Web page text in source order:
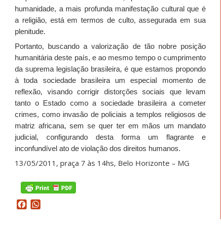
humanidade, a mais profunda manifestação cultural que é
a religião, está em termos de culto, assegurada em sua
plenitude.
Portanto, buscando a valorização de tão nobre posição
humanitária deste país, e ao mesmo tempo o cumprimento
da suprema legislação brasileira, é que estamos propondo
à toda sociedade brasileira um especial momento de
reflexão, visandocorrigir distorções sociais que levam
tanto o Estado como a sociedade brasileira a cometer
crimes, como invasão de policiais a templos religiosos de
matriz africana, sem se quer ter em mãos um mandato
judicial, configurando desta forma um flagrante e
inconfundível ato de violação dos direitos humanos.
13/05/2011, praça 7 às 14hs, Belo Horizonte – MG
Facebook